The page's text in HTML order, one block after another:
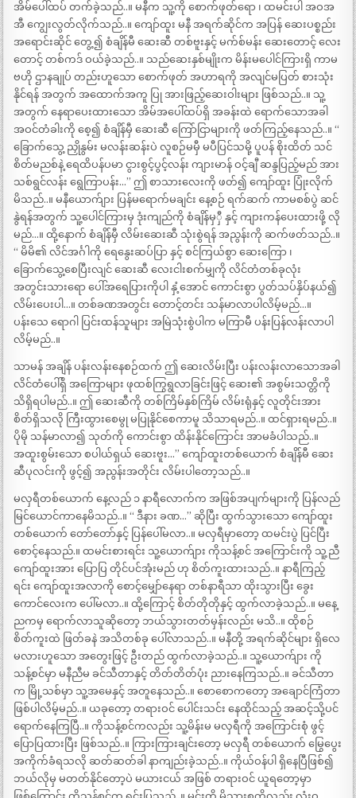
အိမ်ပေါ်ထပ် တက်ခဲ့သည်..။ မနီက သူ့ကို စောက်ဖုတ်ရော ၊ ထမင်းပါ အဝအ
အီ ကျွေးလွတ်လိုက်သည်..။ ကျော်ထူး မနီ အရက်ဆိုင်က အပြန် ဆေးပစ္စည်း
အရောင်းဆိုင် တွေ့၍ စံချိန်မီ ဆေးဆီ တစ်ဗူးနှင့် မက်စ်မန်း ဆေးတောင့် လေး
တောင့် တစ်ကဒ် ဝယ်ခဲ့သည်..။ သည်ဆေးနှစ်မျိုးက မိန်းမပေါင်ကြားရှိ ကာမ
ဗဟို ဌာနချုပ် တည်းဟူသော စောက်ဖုတ် အဟာရကို အလျင်မပြတ် စားသုံး
နိုင်ရန် အတွက် အထောက်အကူ ပြု အားဖြည့်ဆေးဝါးများ ဖြစ်သည်..။ သူ့
အတွက် နေရာပေးထားသော အိမ်အပေါ်ထပ်ရှိ အခန်းထဲ ရောက်သောအခါ
အဝင်တံခါးကို စေ့၍ စံချိန်မှီ ဆေးဆီ ကြော်ငြာများကို ဖတ်ကြည့်နေသည်..။ “
ခြောက်သွေ့ ညှိုနွမ်း မလန်းဆန်းပဲ လူစဉ်မမှီ မပီပြင်သမို့ ပူပန် စိုးထိတ် သင်
စိတ်မညစ်နဲ့ ရေထိပန်ပမာ ငွားစွင့်ပွင့်လန်း ကျားမာန် ဝင့်ချီ ဆန္ဒပြည့်မည် အား
သစ်ရွင်လန်း ရွေကြာပန်း…” ဤ စာသားလေးကို ဖတ်၍ ကျော်ထူး ပြုံးလိုက်
မိသည်..။ မနီယောက်ျား ပြန်မရောက်မချင်း နေ့စဉ် ရက်ဆက် ကာမစစ်ပွဲ ဆင်
နွဲရန်အတွက် သူ့ပေါင်ကြားမှ ဒုံးကျည်ကို စံချိန်မှှီ နှင့် ကျားကန်ပေးထားဖို့ လို
မည်…။ ထို့နောက် စံချိန်မှီ လိမ်းဆေးဆီ သုံးစွဲရန် အညွန်းကို ဆက်ဖတ်သည်..။
“ မိမိ၏ လိင်အင်္ဂါကို ရေနွေးဆပ်ပြာ နှင့် စင်ကြယ်စွာ ဆေးကြော ၊
ခြောက်သွေ့စေပြီးလျင် ဆေးဆီ လေးငါးစက်မျှကို လိင်တံတစ်ခုလုံး
အတွင်းသားရော ပေါ်အရေပြားကိုပါ နှံ့အောင် ကောင်းစွာ ပွတ်သပ်နှိပ်နယ်၍
လိမ်းပေးပါ…။ တစ်ခဏအတွင်း တောင့်တင်း သန်မာလာပါလိမ့်မည်…။
ပန်းသေ ရောဂါ ပြင်းထန်သူများ အမြဲသုံးစွဲပါက မကြာမီ ပန်းပြန်လန်းလာပါ
လိမ့်မည်..။
သာမန် အချိန် ပန်းလန်းနေစဉ်ထက် ဤ ဆေးလိမ်းပြီး ပန်းလန်းလာသောအခါ
လိင်တံပေါ်ရှိ အကြောများ ဖုထစ်ကြွရွလာခြင်းဖြင့် ဆေး၏ အစွမ်းသတ္တိကို
သိရှိရပါမည်..။ ဤ ဆေးဆီကို တစ်ကြိမ်နှစ်ကြိမ် လိမ်းရုံနှင့် လူတိုင်းအား
စိတ်ရှိသလို ကြီးထွားစေမွု မပြုနိုင်စေကာမူ သိသာရမည်..။ ထင်ရှားရမည်..။
ပိုမို သန်မာလာ၍ သုတ်ကို ကောင်းစွာ ထိန်းနိုင်ကြောင်း အာမခံပါသည်..။
အထူးစွမ်းသော စပါယ်ရှယ် ဆေးဗူး…” ကျော်ထူးတစ်ယောက် စံချိန်မီ ဆေး
ဆီပုလင်းကို ဖွင့်၍ အညွန်းအတိုင်း လိမ်းပါတော့သည်..။
မလှရီတစ်ယောက် နေ့လည် ၁ နာရီလောက်က အဖြစ်အပျက်များကို ပြန်လည်
မြင်ယောင်ကာနေမိသည်..။ “ ဒီနား ခဏ…” ဆိုပြီး ထွက်သွားသော ကျော်ထူး
တစ်ယောက် တော်တော်နှင့် ပြန်ပေါ်မလာ..။ မလှရီမှာတော့ ထမင်းပွဲ ပြင်ပြီး
စောင့်နေသည်.။ ထမင်းစားရင်း သူ့ယောက်ျား ကိုသန့်စင် အကြောင်းကို သူ့ညီ
ကျော်ထူးအား ပြောပြ တိုင်ပင်အုံးမည် ဟု စိတ်ကူးထားသည်..။ နာရီကြည့်
ရင်း ကျော်ထူးအလာကို စောင့်မျှော်နေရာ တစ်နာရီသာ ထိုးသွားပြီး ခွေး
ကောင်လေးက ပေါ်မလာ..။ ထို့ကြောင့် စိတ်တိုတိုနှင့် ထွက်လာခဲ့သည်..။ မနေ့
ညကမှ ရောက်လာသူဆိုတော့ ဘယ်သွားတတ်မှန်းလည်း မသိ..။ ထိုစဉ်
စိတ်ကူးထဲ ဖြတ်ခနဲ အသိတစ်ခု ပေါ်လာသည်..။ မနီတို့ အရက်ဆိုင်များ ရှိလေ
မလားဟူသော အတွေးဖြင့် ဦးတည် ထွက်လာခဲ့သည်..။ သူ့ယောက်ျား ကို
သန့်စင်မှာ မနီညီမ ခင်သီတာနှင့် တိတ်တိတ်ပုံး ညားနေကြသည်..။ ခင်သီတာ
က မြို့သစ်မှာ သူ့အမေနှင့် အတူနေသည်..။ စောစောကတော့ အချောင်ကြံတာ
ဖြစ်ပါလိမ့်မည်..။ ယခုတော့ တရားဝင် ပေါင်းသင်း နေထိုင်သည့် အဆင့်သို့ပင်
ရောက်နေကြပြီ..။ ကိုသန့်စင်ကလည်း သူ့မိန်းမ မလှရီကို အကြောင်းစုံ ဖွင့်
ပြောပြထားပြီး ဖြစ်သည်..။ ကြားကြားချင်းတော့ မလှရီ တစ်ယောက် မြွေပွေး
အကိုက်ခံရသလို ဆတ်ဆတ်ခါ နာကျည်းခဲ့သည်..။ ကိုယ်ဝန်ပါ ရှိနေပြီဖြစ်၍
ဘယ်လိုမှ မတတ်နိုင်တော့ပဲ မယားငယ် အဖြစ် တရားဝင် ယူရတော့မှာ